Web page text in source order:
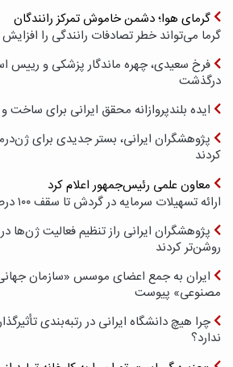
گرمای هوا؛ دشمن خاموش تمرکز رانندگان
گرما می‌تواند خطر تصادفات رانندگی را
فرخ سعیدی، چهره ماندگار پزشکی و رییس
درگذشت
ایده بلندپروازانه محقق ایرانی برای ساخت
پژوهشگران ایرانی، بستر جدیدی برای
کردند
معاون علمی رئیس‌جمهور اعلام کرد
ارائه تسهیلات سرمایه در گردش تا سقف ۱۰۰ درصد فروش دانش‌بنیان‌ها
پژوهشگران ایرانی راز تنظیم فعالیت ژن‌ها
روشن‌تر کردند
ایران به جمع اعضای موسس «سازمان
مصنوعی» پیوست
ندارد؟